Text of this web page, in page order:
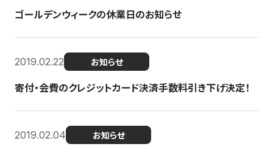
ゴールデンウィークの休業日のお知らせ
2019.02.22 お知らせ
寄付・会費のクレジットカード決済手数料引き下げ決定！
2019.02.04 お知らせ